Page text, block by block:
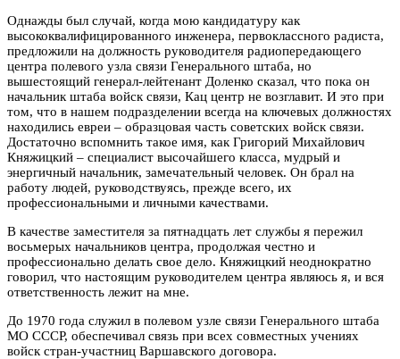
Однажды был случай, когда мою кандидатуру как
высококвалифицированного инженера, первоклассного радиста,
предложили на должность руководителя радиопередающего
центра полевого узла связи Генерального штаба, но
вышестоящий генерал-лейтенант Доленко сказал, что пока он
начальник штаба войск связи, Кац центр не возглавит. И это при
том, что в нашем подразделении всегда на ключевых должностях
находились евреи – образцовая часть советских войск связи.
Достаточно вспомнить такое имя, как Григорий Михайлович
Княжицкий – специалист высочайшего класса, мудрый и
энергичный начальник, замечательный человек. Он брал на
работу людей, руководствуясь, прежде всего, их
профессиональными и личными качествами.
В качестве заместителя за пятнадцать лет службы я пережил
восьмерых начальников центра, продолжая честно и
профессионально делать свое дело. Княжицкий неоднократно
говорил, что настоящим руководителем центра являюсь я, и вся
ответственность лежит на мне.
До 1970 года служил в полевом узле связи Генерального штаба
МО СССР, обеспечивал связь при всех совместных учениях
войск стран-участниц Варшавского договора.